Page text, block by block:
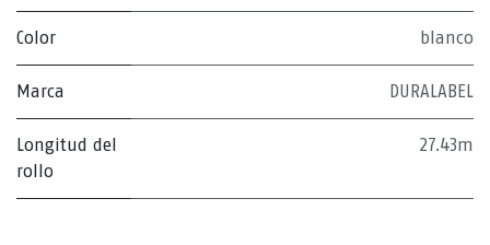
Color blanco
Marca DURALABEL
Longitud del
rollo
27.43m